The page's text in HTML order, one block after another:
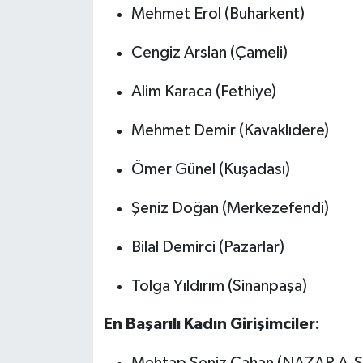
Mehmet Erol (Buharkent)
Cengiz Arslan (Çameli)
Alim Karaca (Fethiye)
Mehmet Demir (Kavaklıdere)
Ömer Günel (Kuşadası)
Şeniz Doğan (Merkezefendi)
Bilal Demirci (Pazarlar)
Tolga Yıldırım (Sinanpaşa)
En Başarılı Kadın Girişimciler: